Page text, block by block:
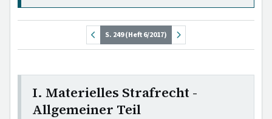
S. 249 (Heft 6/2017)
I. Materielles Strafrecht -
Allgemeiner Teil